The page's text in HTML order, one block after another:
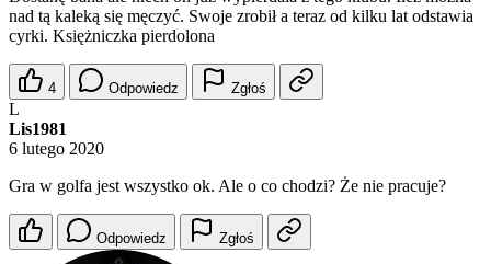
nad tą kaleką się męczyć. Swoje zrobił a teraz od kilku lat odstawia
cyrki. Księżniczka pierdolona
4 Odpowiedz Zgłoś
L
Lis1981
6 lutego 2020
Gra w golfa jest wszystko ok. Ale o co chodzi? Że nie pracuje?
Odpowiedz Zgłoś